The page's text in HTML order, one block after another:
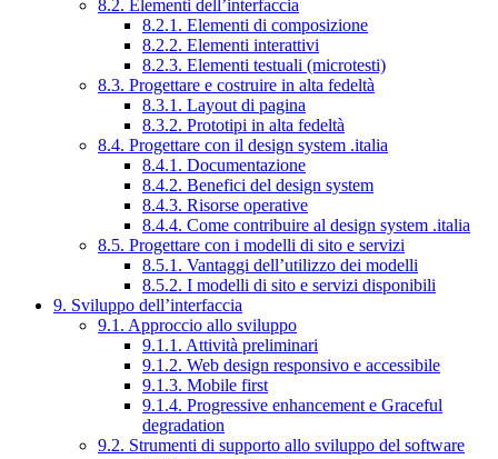
8.2. Elementi dell’interfaccia
8.2.1. Elementi di composizione
8.2.2. Elementi interattivi
8.2.3. Elementi testuali (microtesti)
8.3. Progettare e costruire in alta fedeltà
8.3.1. Layout di pagina
8.3.2. Prototipi in alta fedeltà
8.4. Progettare con il design system .italia
8.4.1. Documentazione
8.4.2. Benefici del design system
8.4.3. Risorse operative
8.4.4. Come contribuire al design system .italia
8.5. Progettare con i modelli di sito e servizi
8.5.1. Vantaggi dell’utilizzo dei modelli
8.5.2. I modelli di sito e servizi disponibili
9. Sviluppo dell’interfaccia
9.1. Approccio allo sviluppo
9.1.1. Attività preliminari
9.1.2. Web design responsivo e accessibile
9.1.3. Mobile first
9.1.4. Progressive enhancement e Graceful
degradation
9.2. Strumenti di supporto allo sviluppo del software